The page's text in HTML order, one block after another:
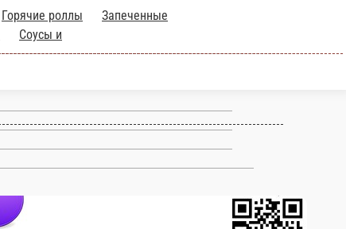
Горячие роллы
Запеченные
Соусы и